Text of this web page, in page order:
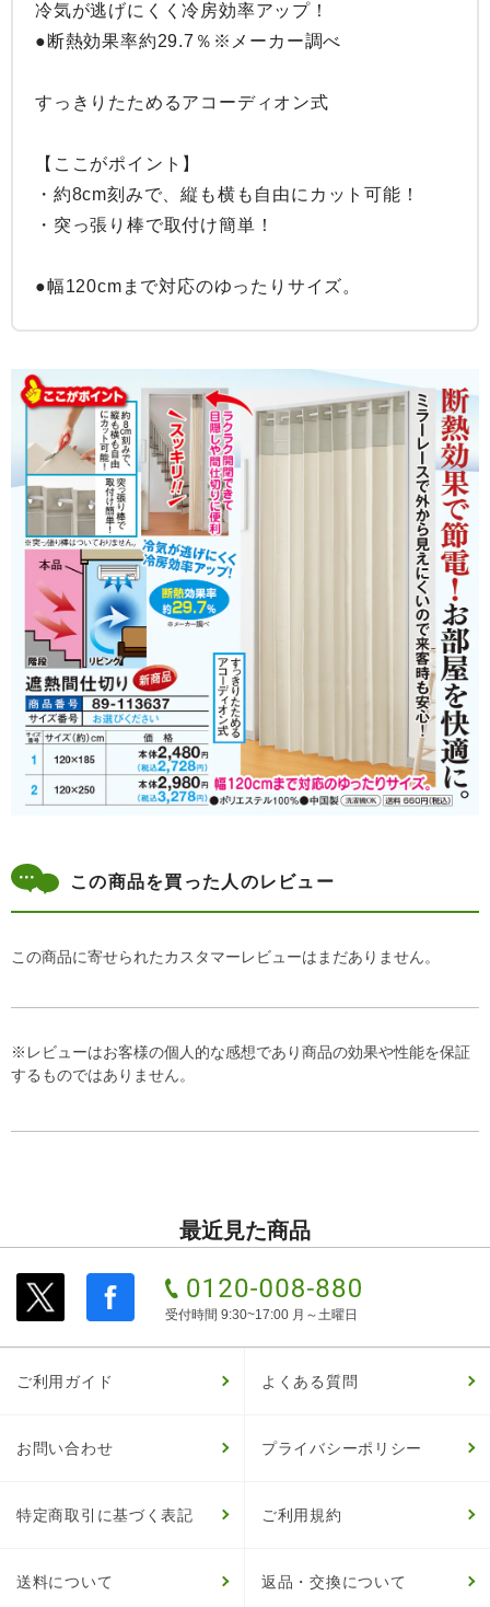
冷気が逃げにくく冷房効率アップ！
●断熱効果率約29.7％※メーカー調べ
すっきりたためるアコーディオン式
【ここがポイント】
・約8cm刻みで、縦も横も自由にカット可能！
・突っ張り棒で取付け簡単！
●幅120cmまで対応のゆったりサイズ。
この商品を買った人のレビュー
この商品に寄せられたカスタマーレビューはまだありません。
※レビューはお客様の個人的な感想であり商品の効果や性能を保証
するものではありません。
最近見た商品
受付時間 9:30~17:00 月～土曜日
ご利用ガイド よくある質問
お問い合わせ プライバシーポリシー
特定商取引に基づく表記 ご利用規約
送料について 返品・交換について